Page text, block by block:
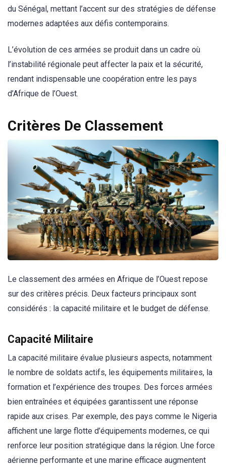
du Sénégal, mettant l’accent sur des stratégies de défense
modernes adaptées aux défis contemporains.
L’évolution de ces armées se produit dans un cadre où
l’instabilité régionale peut affecter la paix et la sécurité,
rendant indispensable une coopération entre les pays
d’Afrique de l’Ouest.
Critères De Classement
Le classement des armées en Afrique de l’Ouest repose
sur des critères précis. Deux facteurs principaux sont
considérés : la capacité militaire et le budget de défense.
Capacité Militaire
La capacité militaire évalue plusieurs aspects, notamment
le nombre de soldats actifs, les équipements militaires, la
formation et l’expérience des troupes. Des forces armées
bien entraînées et équipées garantissent une réponse
rapide aux crises. Par exemple, des pays comme le Nigeria
affichent une large flotte d’équipements modernes, ce qui
renforce leur position stratégique dans la région. Une force
aérienne performante et une marine efficace augmentent